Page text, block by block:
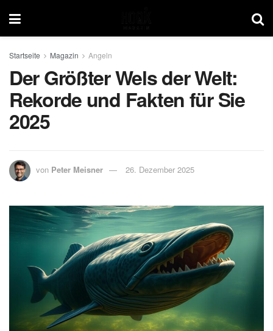
Startseite Magazin Angeln
Der Größter Wels der Welt:
Rekorde und Fakten für Sie
2025
von Peter Meisner 26. Dezember 2025